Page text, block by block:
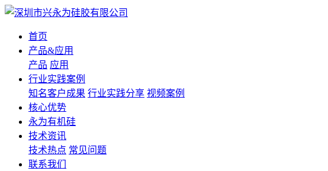
首页
产品&应用
产品 应用
行业实践案例
知名客户成果 行业实践分享 视频案例
核心优势
永为有机硅
技术资讯
技术热点 常见问题
联系我们